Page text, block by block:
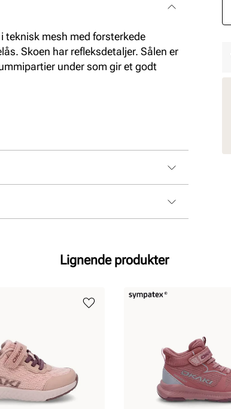
teknisk mesh med forsterkede
Skoen har refleksdetaljer. Sålen er
under som gir et godt
Lignende produkter